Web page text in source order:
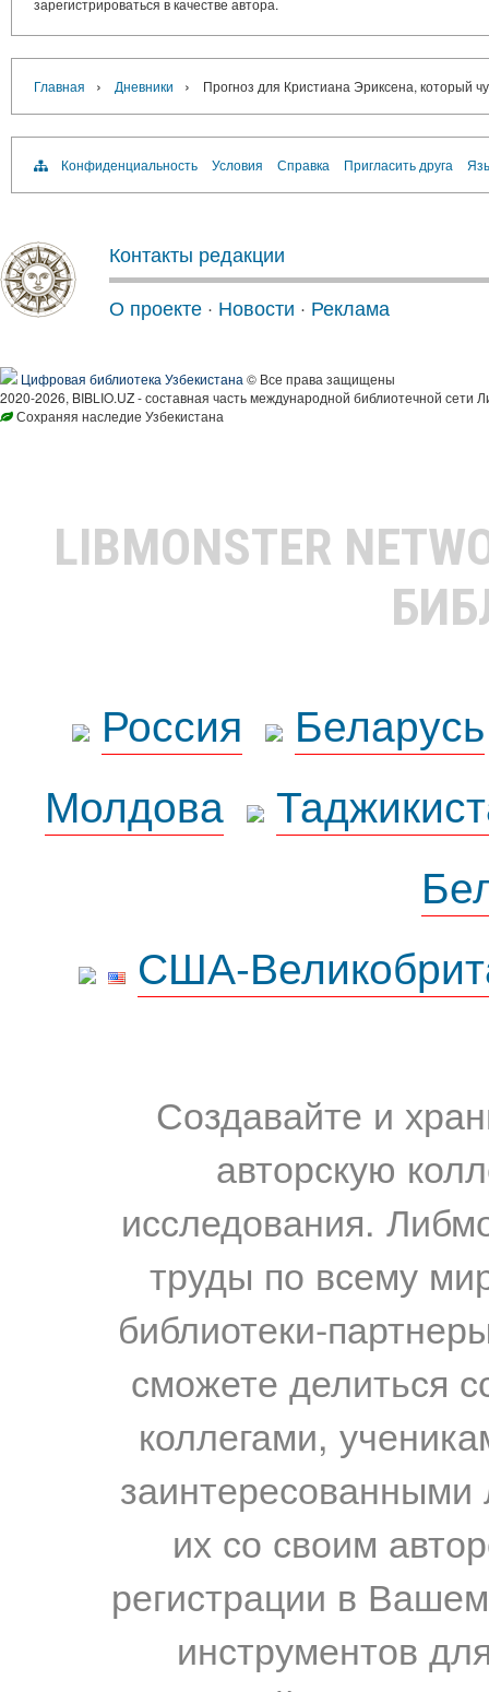
Главная › Дневники › Прогноз для Кристиана Эриксена, который
Конфиденциальность Условия Справка Пригласить друга
Контакты редакции
О проекте · Новости · Реклама
Цифровая библиотека Узбекистана © Все права защищены
2020-2026, BIBLIO.UZ - составная часть международной библиотечной сети
Сохраняя наследие Узбекистана
LIBMONSTER
Россия
Беларусь
Молдова
США-
Создавайте и
авторскую
исследования.
труды по всему
библиотеки-
сможете делиться
коллегами,
их со своим
регистрации в
инструментов